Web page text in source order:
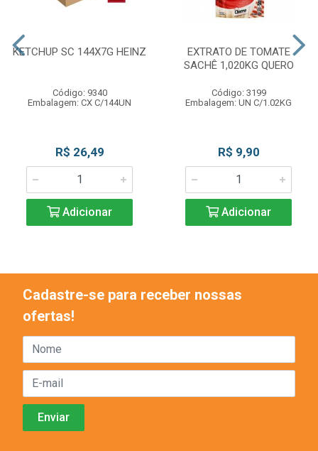
KETCHUP SC 144X7G HEINZ
Código: 9340
Embalagem: CX C/144UN
R$ 26,49
Adicionar
EXTRATO DE TOMATE
SACHÊ 1,020KG QUERO
Código: 3199
Embalagem: UN C/1.02KG
R$ 9,90
Adicionar
Cadastre-se para receber nossas
ofertas!